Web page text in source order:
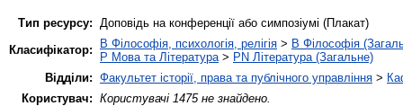
Тип ресурсу:
Доповідь на конференції або симпозіумі (Плакат)
Класифікатор:
B Філософія, психологія, релігія > B Філософія
P Мова та Література > PN Література (Загальне)
Відділи: Факультет історії, права та публічного управління >
Користувач: Користувачі 1475 не знайдено.